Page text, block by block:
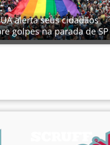
alerta seus cidadãos
golpes na parada de SP